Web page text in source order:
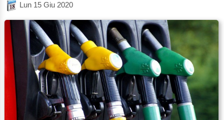
Lun 15 Giu 2020